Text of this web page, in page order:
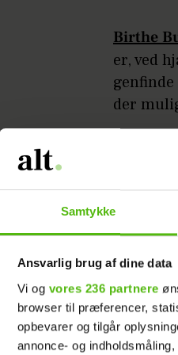
Samtykke
Ansvarlig brug af dine data
Vi og vores 236 partnere
browser til præferencer,
opbevarer og tilgår
annonce- og
Birthe
er, ved
der
lave
gratis
Mange
Life
Forløbet